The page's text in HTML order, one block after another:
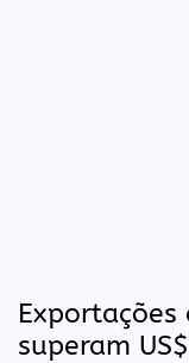
Exportações
superam